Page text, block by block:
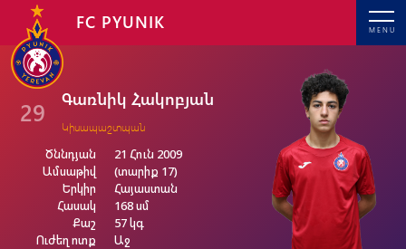
MENU
FC PYUNIK
29 Գառնիկ Հակոբյան
Կիսապաշտպան
Ծննդյան
Ամսաթիվ
Երկիր
Հասակ
Քաշ
Ուժեղ ոտք
21 Հուն 2009
(տարիք 17)
Հայաստան
168 սմ
57 կգ
Աջ